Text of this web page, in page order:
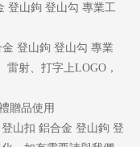
登山鉤 登山勾 專業工
金 登山鉤 登山勾 專業
射、打字上LOGO，
贈品使用
山扣 鋁合金 登山鉤 登